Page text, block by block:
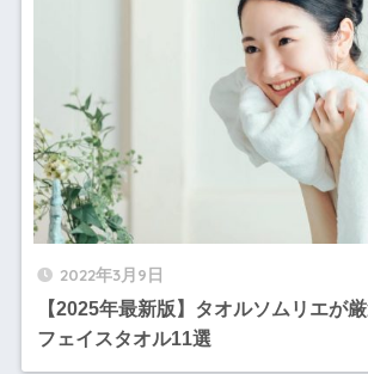
2022年3月9日
【2025年最新版】タオルソムリエが
フェイスタオル11選